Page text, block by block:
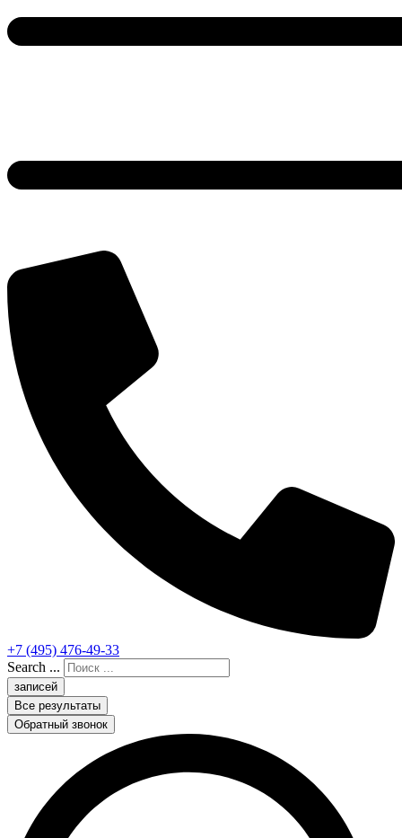
+7 (495) 476-49-33
Search ...
записей
Все результаты
Обратный звонок